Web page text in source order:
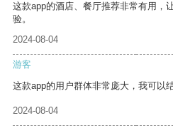
这款app的酒店、餐厅推荐非常有用，
验。
2024-08-04
游客
这款app的用户群体非常庞大，我可以
2024-08-04